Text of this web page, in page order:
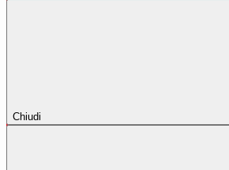
Chiudi